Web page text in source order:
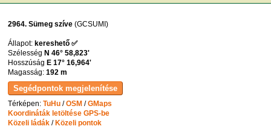
2964. Sümeg szíve (GCSUMI)
Állapot: kereshető ✅
Szélesség N 46° 58,823'
Hosszúság E 17° 16,964'
Magasság:192 m
Térképen:TuHu /OSM /GMaps
Koordináták letöltése GPS-be
Közeli ládák /Közeli pontok